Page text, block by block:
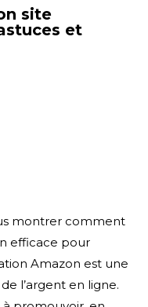
site
et
montrer comment
efficace pour
Amazon est une
l’argent en ligne.